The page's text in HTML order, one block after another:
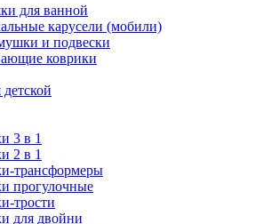
для ванной
карусели (мобили)
и подвески
коврики
3 в 1
2 в 1
трансформеры
прогулочные
трости
для двойни